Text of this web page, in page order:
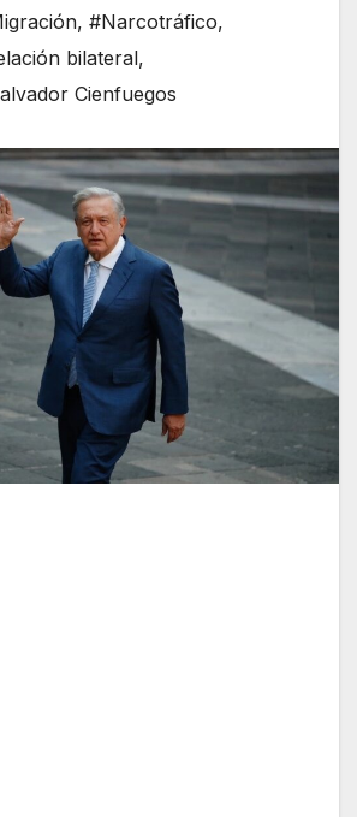
, #Narcotráfico,
bilateral,
Cienfuegos